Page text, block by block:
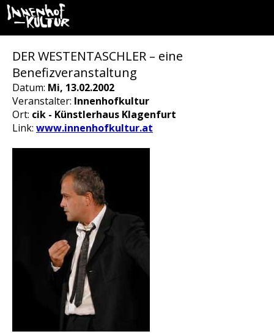
DER WESTENTASCHLER – eine
Benefizveranstaltung
Datum: Mi, 13.02.2002
Veranstalter: Innenhofkultur
Ort: cik - Künstlerhaus Klagenfurt
Link: www.innenhofkultur.at